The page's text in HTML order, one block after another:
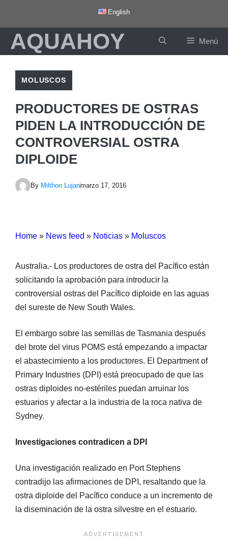
contenido
English
AQUAHOY Menú
MOLUSCOS
PRODUCTORES DE OSTRAS
PIDEN LA INTRODUCCIÓN DE
CONTROVERSIAL OSTRA
DIPLOIDE
By Milthon Lujanmarzo 17, 2016
Home » News feed » Noticias » Moluscos
Australia.- Los productores de ostra del Pacífico están
solicitando la aprobación para introducir la
controversial ostras del Pacífico diploide en las aguas
del sureste de New South Wales.
El embargo sobre las semillas de Tasmania después
del brote del virus POMS está empezando a impactar
el abastecimiento a los productores. El Department of
Primary Industries (DPI) está preocupado de que las
ostras diploides no-estériles puedan arruinar los
estuarios y afectar a la industria de la roca nativa de
Sydney.
Investigaciones contradicen a DPI
Una investigación realizado en Port Stephens
contradijo las afirmaciones de DPI, resaltando que la
ostra diploide del Pacífico conduce a un incremento de
la diseminación de la ostra silvestre en el estuario.